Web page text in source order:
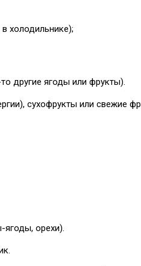
холодильнике);
другие ягоды или фрукты).
сухофрукты или свежие
орехи).